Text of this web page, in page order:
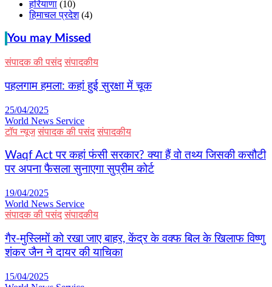
हरियाणा (10)
हिमाचल प्रदेश(4)
You may Missed
संपादक की पसंद संपादकीय
पहलगाम हमला: कहां हुई सुरक्षा में चूक
25/04/2025
World News Service
टॉप न्यूज संपादक की पसंद संपादकीय
Waqf Act पर कहां फंसी सरकार? क्या हैं वो तथ्य जिसकी कसौटी
पर अपना फैसला सुनाएगा सुप्रीम कोर्ट
19/04/2025
World News Service
संपादक की पसंद संपादकीय
गैर-मुस्लिमों को रखा जाए बाहर, केंद्र के वक्फ बिल के खिलाफ विष्णु
शंकर जैन ने दायर की याचिका
15/04/2025